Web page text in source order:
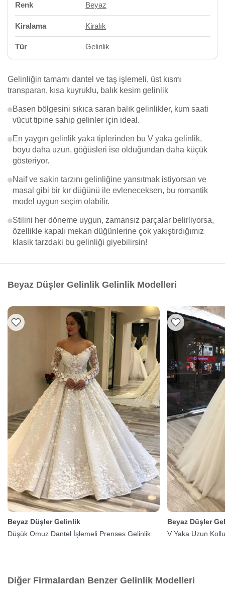
Renk Beyaz
Kiralama Kiralık
Tür Gelinlik
Gelinliğin tamamı dantel ve taş işlemeli, üst kısmı
transparan, kısa kuyruklu, balık kesim gelinlik
Basen bölgesini sıkıca saran balık gelinlikler, kum saati
vücut tipine sahip gelinler için ideal.
En yaygın gelinlik yaka tiplerinden bu V yaka gelinlik,
boyu daha uzun, göğüsleri ise olduğundan daha küçük
gösteriyor.
Naif ve sakin tarzını gelinliğine yansıtmak istiyorsan ve
masal gibi bir kır düğünü ile evleneceksen, bu romantik
model uygun seçim olabilir.
Stilini her döneme uygun, zamansız parçalar belirliyorsa,
özellikle kapalı mekan düğünlerine çok yakıştırdığımız
klasik tarzdaki bu gelinliği giyebilirsin!
Beyaz Düşler Gelinlik Gelinlik Modelleri
Beyaz Düşler Gelinlik
Düşük Omuz Dantel İşlemeli Prenses Gelinlik
Beyaz Düşler
V Yaka Uzun
Diğer Firmalardan Benzer Gelinlik Modelleri